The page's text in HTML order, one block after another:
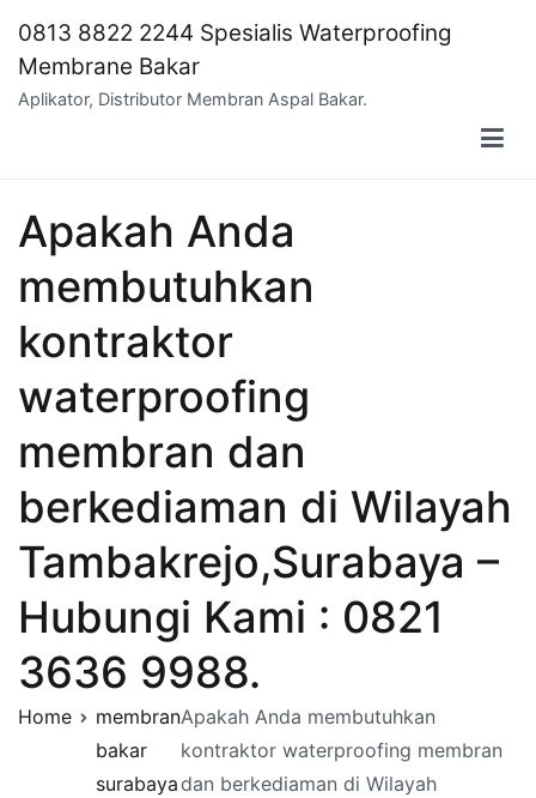
content
0813 8822 2244 Spesialis Waterproofing
Membrane Bakar
Aplikator, Distributor Membran Aspal Bakar.
Apakah Anda
membutuhkan
kontraktor
waterproofing
membran dan
berkediaman di Wilayah
Tambakrejo,Surabaya –
Hubungi Kami : 0821
3636 9988.
Home
membran
bakar
surabaya
Apakah Anda membutuhkan
kontraktor waterproofing membran
dan berkediaman di Wilayah